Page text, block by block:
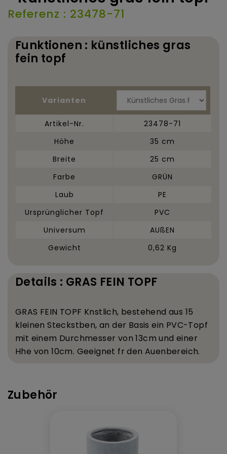
Referenz : 23478-71
Funktionen : künstliches gras
fein topf
Varianten
Artikel-Nr.
23478-71
Höhe
35 cm
Breite
25 cm
Farbe
GRÜN
Laub
PE
Ursprünglicher Topf
PVC
Universum
AUßEN
Gewicht
0,62 Kg
Details : GRAS FEIN TOPF
GRAS FEIN TOPF Knstlich, bestehend aus 15
kleinen Steckstben, an der Basis ein PVC-Topf
mit einem Durchmesser von 13cm und einer
Hhe von 10cm. Geeignet fr den Auenbereich.
Zubehör